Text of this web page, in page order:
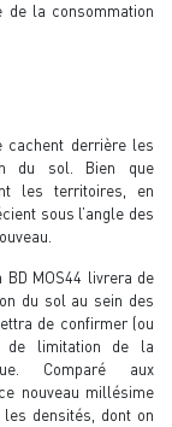
la consommation
cachent derrière les
du sol. Bien que
les territoires, en
sous l’angle des
MOS44 livrera de
du sol au sein des
de confirmer (ou
de limitation de la
Comparé aux
nouveau millésime
densités, dont on